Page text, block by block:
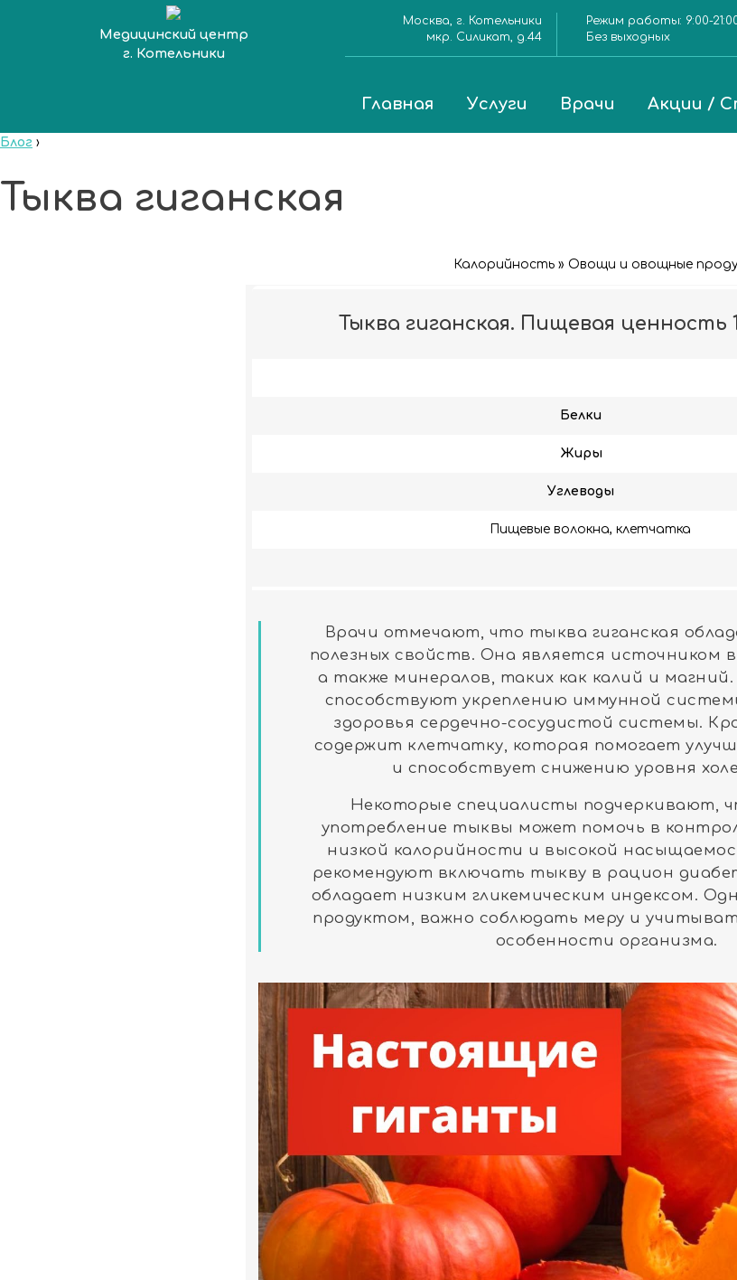
Медицинский центр
г. Котельники
Москва, г. Котельники
мкр. Силикат, д.44
Режим работы: 9:00-
Без выходных
Главная Услуги Врачи Акции /
Блог ›
Тыква гиганская
Калорийность » Овощи и овощные
Тыква гиганская. Пищевая ценность
Белки
Жиры
Углеводы
Пищевые волокна, клетчатка
Врачи отмечают, что тыква гиганская
полезных свойств. Она является источником
а также минералов, таких как калий и
способствуют укреплению иммунной
здоровья сердечно-сосудистой системы.
содержит клетчатку, которая помогает
и способствует снижению уровня
Некоторые специалисты подчеркивают,
употребление тыквы может помочь в
низкой калорийности и высокой
рекомендуют включать тыкву в рацион
обладает низким гликемическим индексом.
продуктом, важно соблюдать меру и
особенности организма.